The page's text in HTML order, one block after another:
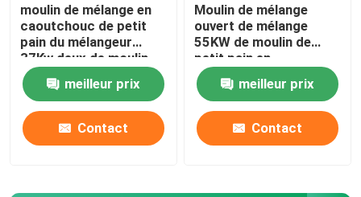
moulin de mélange en
caoutchouc de petit
pain du mélangeur
37Kw deux de moulin
de diamètre de 400mm
meilleur prix
Contact
Moulin de mélange
ouvert de mélange
55KW de moulin de
petit pain en
caoutchouc de la
machine XK450 deux
meilleur prix
Contact